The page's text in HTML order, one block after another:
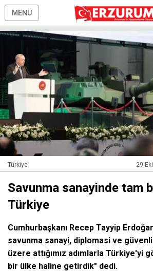
MENÜ
Türkiye 29
Savunma sanayinde tam
Türkiye
Cumhurbaşkanı Recep Tayyip
savunma sanayi, diplomasi ve
üzere attığımız adımlarla Türkiye'yi
bir ülke haline getirdik" dedi.